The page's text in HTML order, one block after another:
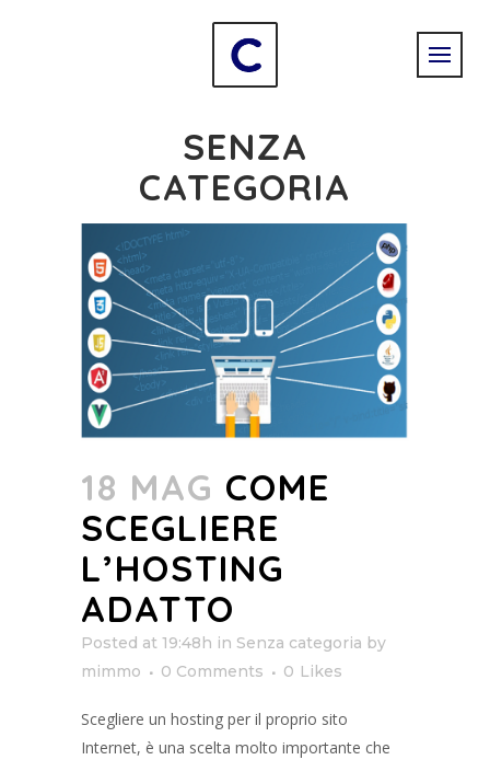
SENZA
CATEGORIA
18 MAG COME
SCEGLIERE
L’HOSTING
ADATTO
Posted at 19:48h in Senza categoria by
mimmo
0 Comments 0 Likes
Scegliere un hosting per il proprio sito
Internet, è una scelta molto importante che